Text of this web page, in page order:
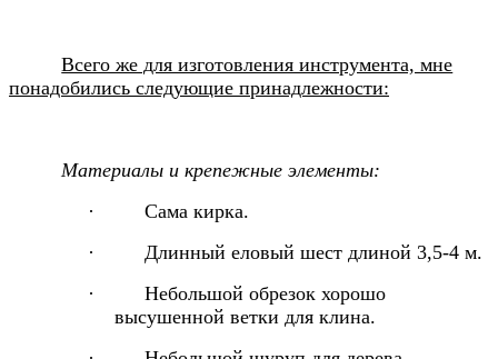
Всего же для изготовления инструмента, мне
понадобились следующие принадлежности:
Материалы и крепежные элементы:
·Сама кирка.
·Длинный еловый шест длиной 3,5-4 м.
·Небольшой обрезок хорошо
высушенной ветки для клина.